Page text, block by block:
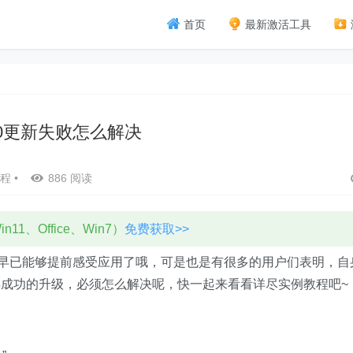
首页 最新激活工具
新失败怎么解决
• 886 阅读
、Office、Win7） 免费获取>>
已能够提前感受应用了哦，可是也是有很多的用户们表明，自
功的升级，必须怎么解决呢，快一起来看看详尽实例教程吧~